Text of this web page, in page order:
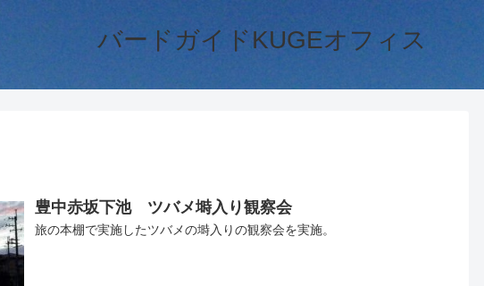
バードガイドKUGEオフィス
豊中赤坂下池 ツバメ塒入り観察会
旅の本棚で実施したツバメの塒入りの観察会を実施。